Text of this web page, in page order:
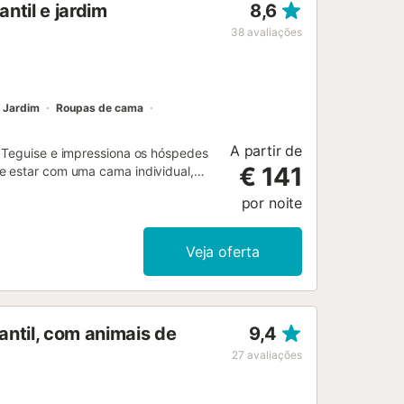
grupos que queiram explorar a
e jardim 8,6
38 avaliações
Jardim
Roupas de cama
e impressiona os hóspedes
estar com uma cama individual,
por satélite, uma máquina
um terraço privado onde pode
privado disponível para seu uso
também tem acesso à área exterior
é aquecida gratuitamente e uma
natural, uma vez que todas as
A partir de
€ 141
por noite
Veja oferta
com animais de
9,4
27 avaliações